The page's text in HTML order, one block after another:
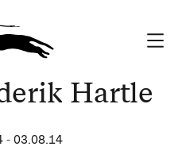
Hartle
- 03.08.14